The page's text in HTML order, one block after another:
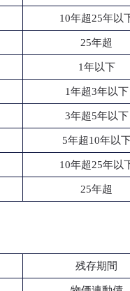
10年超25年以
25年超
1年以下
1年超3年以下
3年超5年以下
5年超10年以
10年超25年以
25年超
残存期間